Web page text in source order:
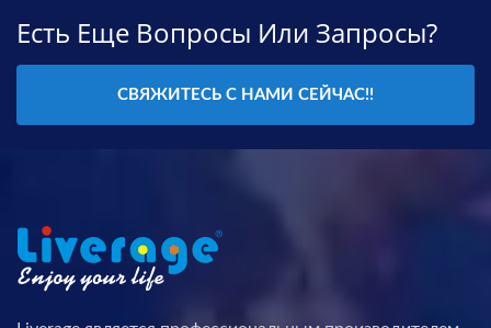
Есть Еще Вопросы Или Запросы?
СВЯЖИТЕСЬ С НАМИ СЕЙЧАС!!